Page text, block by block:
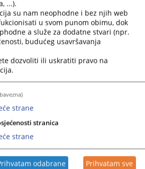
select
a
date.
Press
the
question
mark
to
shortcuts
dates.
1 - 1 / 1
1
...).
su nam neophodne i bez njih web
u svom punom obimu, dok
a služe za dodatne stvari (npr.
budućeg usavršavanja
dozvoliti ili uskratiti pravo na
strane
stranica
strane
odabrane Prihvatam sve